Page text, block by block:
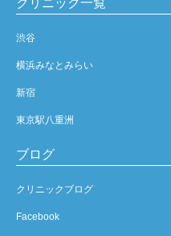
クリニック一覧
渋谷
横浜みなとみらい
新宿
東京駅八重洲
ブログ
クリニックブログ
Facebook